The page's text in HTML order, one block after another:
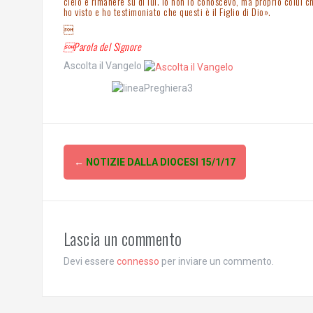
ho visto e ho testimoniato che questi è il Figlio di Dio».

Parola del Signore
Ascolta il Vangelo
Post
navigation
← NOTIZIE DALLA DIOCESI 15/1/17
Lascia un commento
Devi essere connesso per inviare un commento.